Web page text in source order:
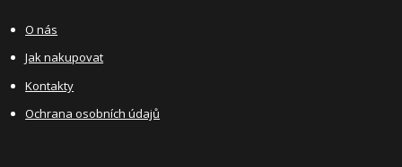
O nás
Jak nakupovat
Kontakty
Ochrana osobních údajů